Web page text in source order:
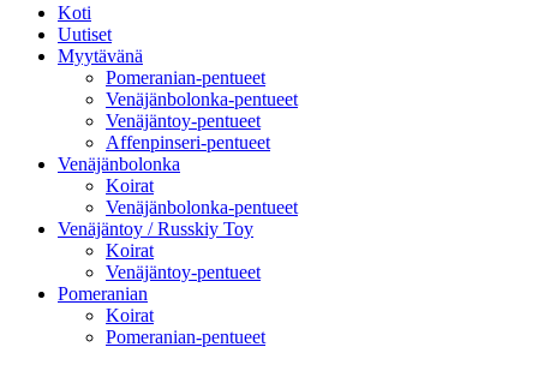
Koti
Uutiset
Myytävänä
Pomeranian-pentueet
Venäjänbolonka-pentueet
Venäjäntoy-pentueet
Affenpinseri-pentueet
Venäjänbolonka
Koirat
Venäjänbolonka-pentueet
Venäjäntoy / Russkiy Toy
Koirat
Venäjäntoy-pentueet
Pomeranian
Koirat
Pomeranian-pentueet